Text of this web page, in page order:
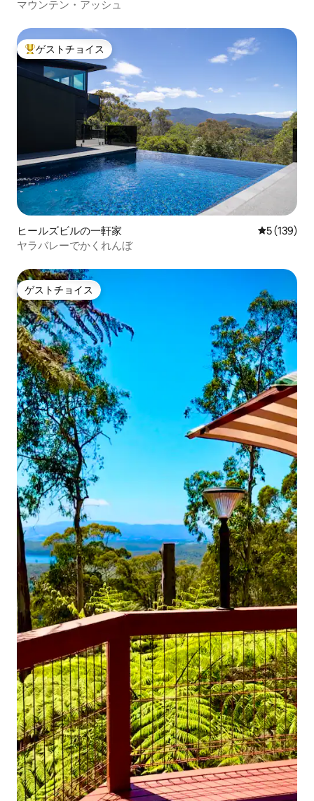
マウンテン・アッシュ
大好評のゲストチョイスです。
ゲストチョイス
ヒールズビルの一軒家 レビュー
5 (139)
ヤラバレーでかくれんぼ
ゲストチョイス
ゲストチョイス